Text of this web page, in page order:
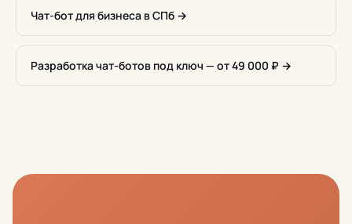
Чат-бот для бизнеса в СПб →
Разработка чат-ботов под ключ — от 49 000 ₽ →